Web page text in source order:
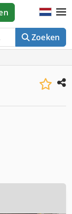
Zoeken